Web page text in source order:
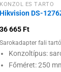
KONZOL ÉS TARTÓ
Hikvision DS-
36 665Ft
Sarokadapter fali
Konzoltípus:
Főméret: 250